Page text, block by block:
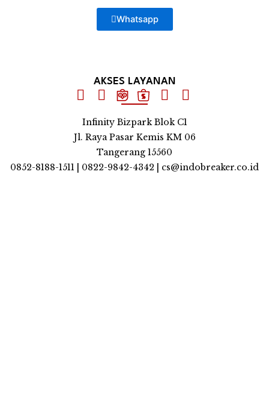
Whatsapp
AKSES LAYANAN
Infinity Bizpark Blok C1
Jl. Raya Pasar Kemis KM 06
Tangerang 15560
0852-8188-1511 | 0822-9842-4342 | cs@indobreaker.co.id